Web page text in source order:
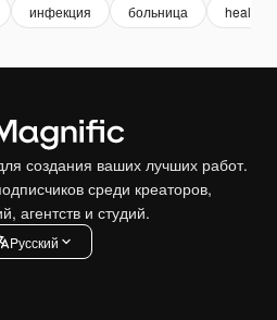
инфекция больница health
создания ваших лучших работ.
среди креаторов,
агентств и студий.
Pусский